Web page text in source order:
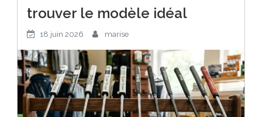
trouver le modèle idéal
18 juin 2026 marise